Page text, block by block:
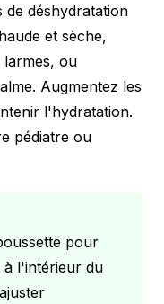
de déshydratation
et sèche,
ou
Augmentez les
l'hydratation.
pédiatre ou
pour
l'intérieur du